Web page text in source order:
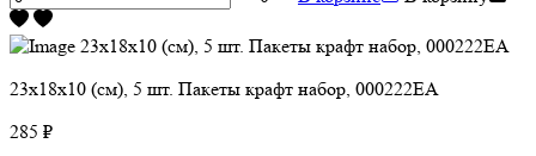
23х18х10 (см), 5 шт. Пакеты крафт набор, 000222ЕА
285 ₽